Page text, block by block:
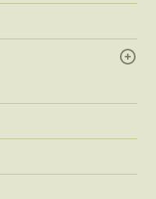
モーメント
会議室とイベントスペー
ライベートディナー、企
パーティーに最適な会場
家からなるチームが、あ
約束します。
at Hotel Mulia offer